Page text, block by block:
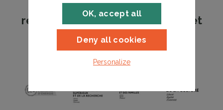
Les formations FEEBAT
recommandées par les acteurs et
partenaires des énergies et du
bâtiment
OK, accept all
Deny all cookies
Personalize